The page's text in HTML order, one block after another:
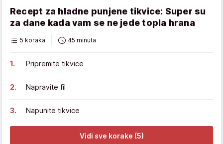
Recept za hladne punjene tikvice: Super su
za dane kada vam se ne jede topla hrana
5 koraka 45 minuta
Pripremite tikvice
Napravite fil
Napunite tikvice
Vidi sve korake (5)